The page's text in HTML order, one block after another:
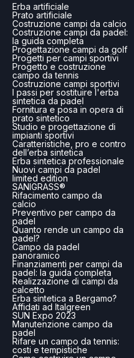
Erba artificiale
Prato artificiale
Costruzione campi da calcio
Costruzione campi da padel:
la guida completa
Progettazione campi da golf
Progetti per campi sportivi
Progetto e costruzione
campo da tennis
Costruzione campi sportivi
I passi per sostituire l'erba
sintetica da padel
Fornitura e posa in opera di
prato sintetico
Studio e progettazione di
impianti sportivi
Caratteristiche, pro e contro
dell’erba sintetica
Erba sintetica professionale
Nuovi campi da padel
limited edition
SANIGRASS®
Rifacimento campo da
calcio
Preventivo per campo da
padel
Quanto rende un campo da
padel?
Campo da padel
panoramico
Finanziamenti per campi da
padel: la guida completa
Realizzazione di campi da
calcetto
Erba sintetica a Bergamo?
Affidati ad Italgreen
SUN Expo 2023
Manutenzione campo da
padel
Rifare un campo da tennis:
costi e tempistiche